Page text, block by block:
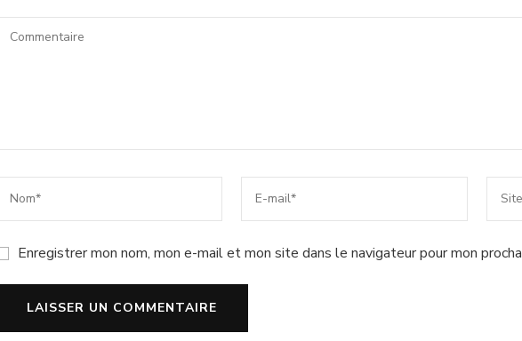
Enregistrer mon nom, mon e-mail et mon site dans le navigateur pour mon